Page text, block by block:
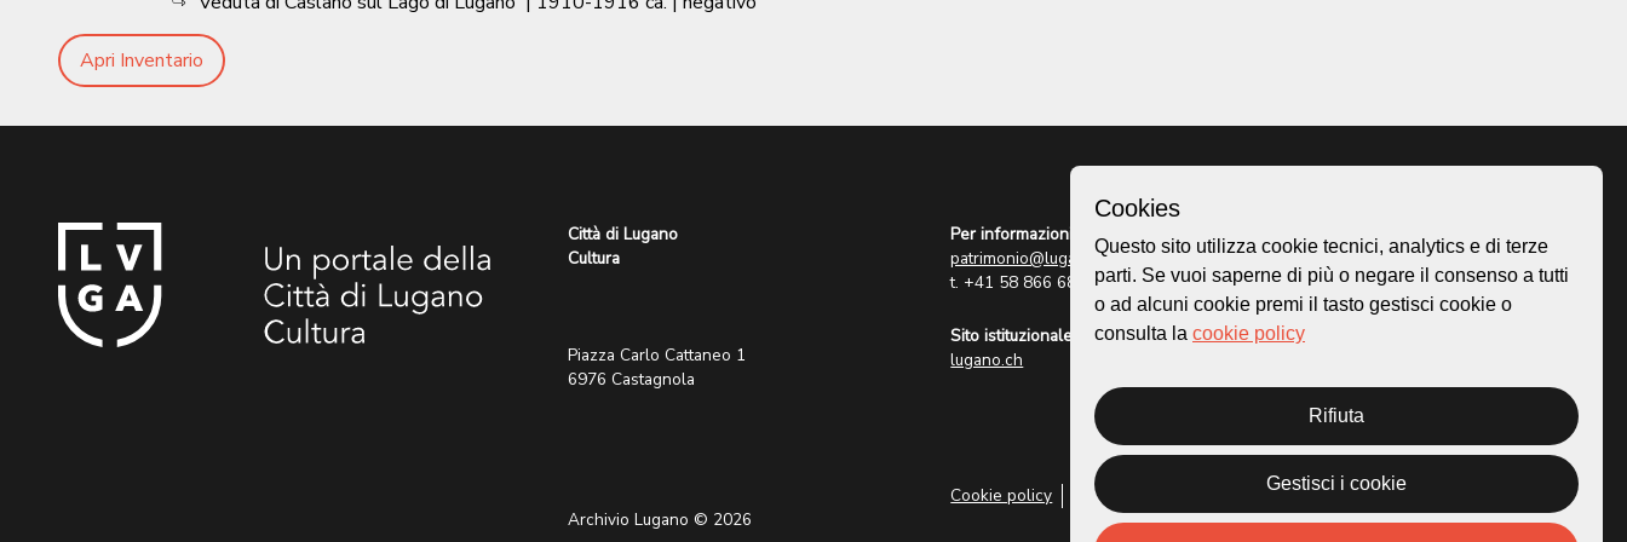
Apri Inventario
Città di Lugano
Cultura
Piazza Carlo Cattaneo 1
6976 Castagnola
Archivio Lugano © 2026
Per informazioni:
patrimonio@lugano.ch
t. +41 58 866 68 50
Sito istituzionale:
lugano.ch
Cookie policy Privacy Policy
Homepage
Mappa
Storie
Cookies
Questo sito utilizza cookie tecnici, analytics e di terze
parti. Se vuoi saperne di più o negare il consenso a tutti
o ad alcuni cookie premi il tasto gestisci cookie o
consulta la cookie policy
Rifiuta
Gestisci i cookie